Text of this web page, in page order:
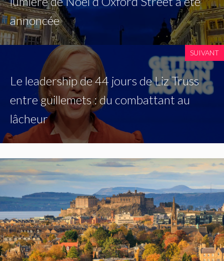
annoncée
SUIVANT
Le leadership de 44 jours de Liz Truss
entre guillemets : du combattant au
lâcheur